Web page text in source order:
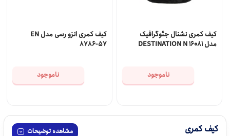
کیف کمری نشنال جئوگرافیک
مدل DESTINATION N 16081
ناموجود
کیف کمری انزو رسی مدل EN
8786-57
ناموجود
کیف کمری مشاهده توضیحات